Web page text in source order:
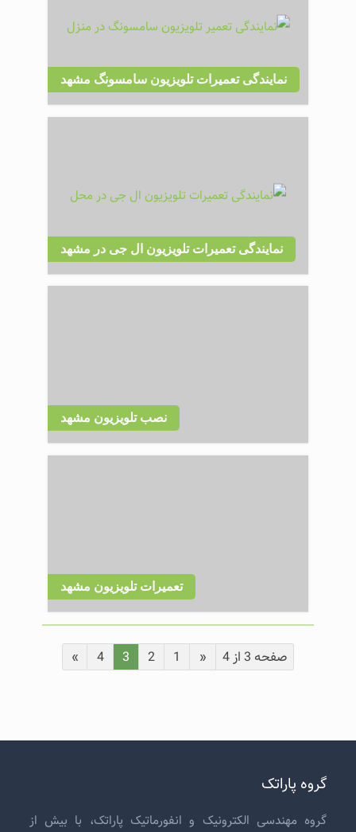
نمایندگی تعمیرات تلویزیون سامسونگ مشهد
نمایندگی تعمیرات تلویزیون ال جی در مشهد
نصب تلویزیون مشهد
تعمیرات تلویزیون مشهد
صفحه 3 از 4 «
1
2
3
4
»
گروه پاراتک
گروه مهندسی الکترونیک و انفورماتیک پاراتک، با بیش از